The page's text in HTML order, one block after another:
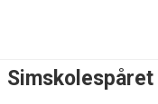
Simskolespåret